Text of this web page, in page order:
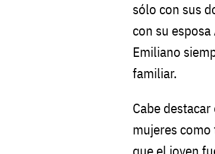
sólo con sus
con su
Emiliano
familiar.
Cabe
mujeres